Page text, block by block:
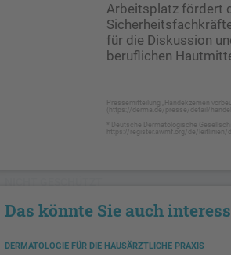
Arbeitsplatz fördert
für die Diskussion
beruflichen
Pressemitteilung „Handekzemen
(https://derma.de/presse/detail/
* Deutsche Dermatologische
https://register.awmf.org/de/leitlinien/
Das könnte Sie auch
DERMATOLOGIE FÜR DIE HAUSÄRZTLICHE PRAXIS